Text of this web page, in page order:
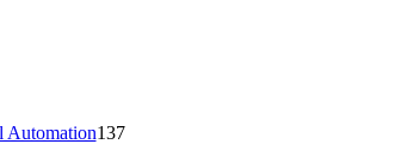
Automation137